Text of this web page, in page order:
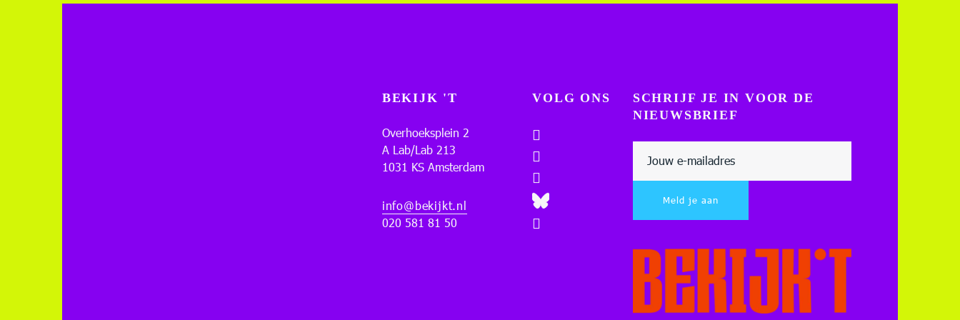
BEKIJK 'T
Overhoeksplein 2
A Lab/Lab 213
1031 KS Amsterdam
info@bekijkt.nl
020 581 81 50
VOLG ONS
SCHRIJF JE IN VOOR DE
NIEUWSBRIEF